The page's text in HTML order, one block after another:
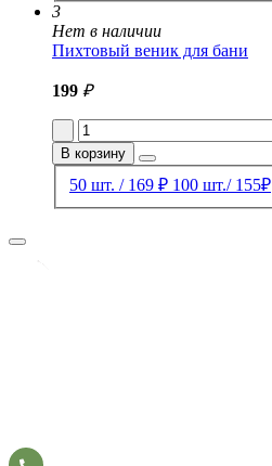
3
Нет в наличии
Пихтовый веник для бани
199 ₽
В корзину
50 шт. / 169 ₽ 100 шт./ 155₽